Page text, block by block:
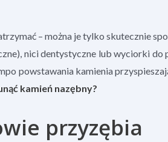
– można je tylko skutecznie
nici dentystyczne lub wyciorki
powstawania kamienia
kamień nazębny?
przyzębia